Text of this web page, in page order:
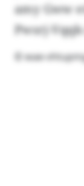
amy Gww
Pwsrj-
© wae-